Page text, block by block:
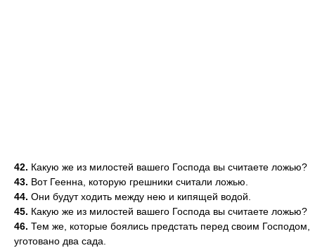
42. Какую же из милостей вашего Господа вы считаете ложью?
43. Вот Геенна, которую грешники считали ложью.
44. Они будут ходить между нею и кипящей водой.
45. Какую же из милостей вашего Господа вы считаете ложью?
46. Тем же, которые боялись предстать перед своим Господом,
уготовано два сада.